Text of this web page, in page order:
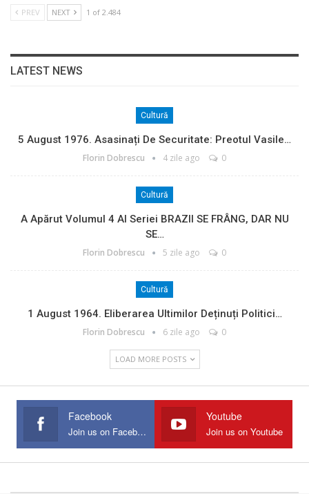
PREV NEXT 1 of 2.484
LATEST NEWS
Cultură
5 August 1976. Asasinați De Securitate: Preotul Vasile…
Florin Dobrescu 4 zile ago 0
Cultură
A Apărut Volumul 4 Al Seriei BRAZII SE FRÂNG, DAR NU
SE…
Florin Dobrescu 5 zile ago 0
Cultură
1 August 1964. Eliberarea Ultimilor Deținuți Politici…
Florin Dobrescu 6 zile ago 0
LOAD MORE POSTS
Facebook
Join us on Facebook
Youtube
Join us on Youtube